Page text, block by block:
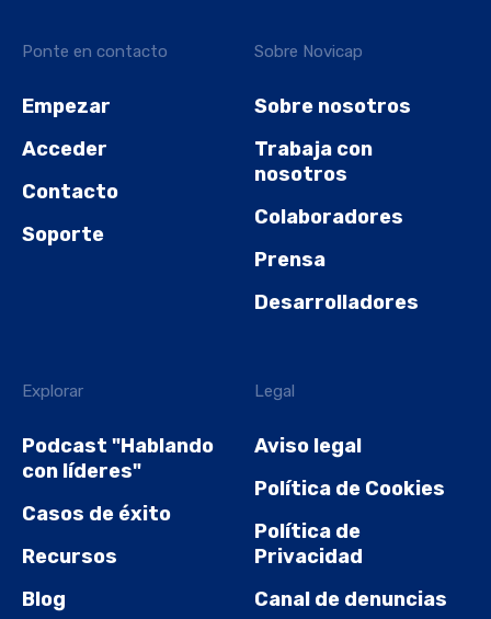
Ponte en contacto
Empezar
Acceder
Contacto
Soporte
Sobre Novicap
Sobre nosotros
Trabaja con
nosotros
Colaboradores
Prensa
Desarrolladores
Explorar
Podcast "Hablando
con líderes"
Casos de éxito
Recursos
Blog
Legal
Aviso legal
Política de Cookies
Política de
Privacidad
Canal de denuncias